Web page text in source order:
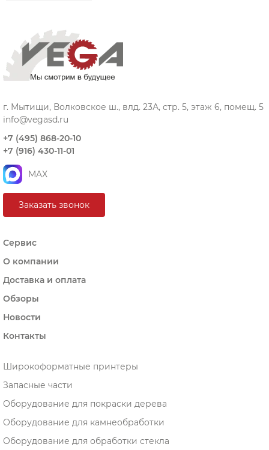
г. Мытищи, Волковское ш., влд. 23А, стр. 5, этаж 6, помещ. 5
info@vegasd.ru
+7 (495) 868-20-10
+7 (916) 430-11-01
MAX
Заказать звонок
Сервис
О компании
Доставка и оплата
Обзоры
Новости
Контакты
Широкоформатные принтеры
Запасные части
Оборудование для покраски дерева
Оборудование для камнеобработки
Оборудование для обработки стекла